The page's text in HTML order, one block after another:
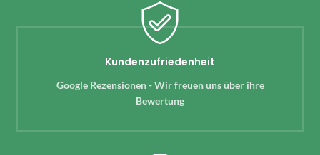
Kundenzufriedenheit
Google Rezensionen - Wir freuen uns über ihre
Bewertung